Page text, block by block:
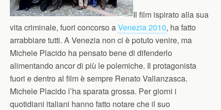
Il film ispirato alla sua
vita criminale, fuori concorso aVenezia 2010, ha fatto
arrabbiare tutti. A Venezia non ci è potuto venire, ma
Michele Placido ha pensato bene di difenderlo
alimentando ancor di più le polemiche. Il protagonista
fuori e dentro al film è sempre Renato Vallanzasca.
Michele Placido l’ha sparata grossa. Per giorni i
quotidiani italiani hanno fatto notare che il suo